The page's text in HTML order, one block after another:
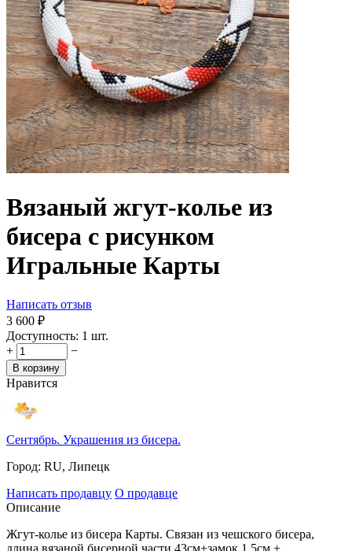
Вязаный жгут-колье из
бисера с рисунком
Игральные Карты
Написать отзыв
3 600 ₽
Доступность: 1 шт.
+
−
В корзину
Нравится
Сентябрь. Украшения из бисера.
Город: RU, Липецк
Написать продавцу О продавце
Описание
Жгут-колье из бисера Карты. Связан из чешского бисера,
длина вязаной бисерной части 43см+замок 1,5см +